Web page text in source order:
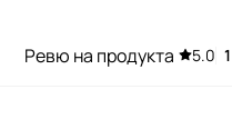
Ревю на продукта 5.0 1